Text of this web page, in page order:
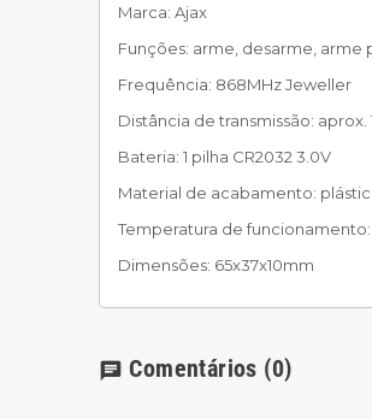
Marca: Ajax
Funções: arme, desarme, arme
Frequência: 868MHz Jeweller
Distância de transmissão:
Bateria: 1 pilha CR2032 3.0V
Material de acabamento:
Temperatura de funcionamento:
Dimensões: 65x37x10mm
chat Comentários (0)